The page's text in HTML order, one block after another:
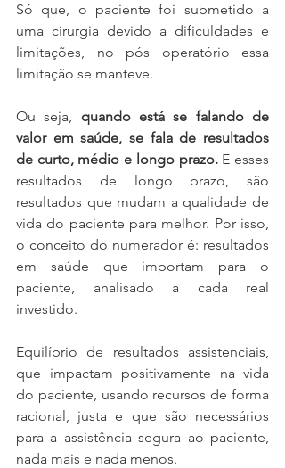
Só que, o paciente foi submetido a
uma cirurgia devido a dificuldades e
limitações, no pós operatório essa
limitação se manteve.
Ou seja, quando está se falando de
valor em saúde, se fala de resultados
de curto, médio e longo prazo. E esses
resultados de longo prazo, são
resultados que mudam a qualidade de
vida do paciente para melhor. Por isso,
o conceito do numerador é: resultados
em saúde que importam para o
paciente, analisado a cada real
investido.
Equilíbrio de resultados assistenciais,
que impactam positivamente na vida
do paciente, usando recursos de forma
racional, justa e que são necessários
para a assistência segura ao paciente,
nada mais e nada menos.